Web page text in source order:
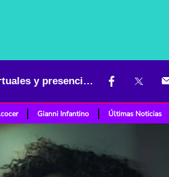
El Sena tiene listos los cursos disponibles para septiembre: hay virtuales y presenciales
Gianni Infantino Últimas Noticias